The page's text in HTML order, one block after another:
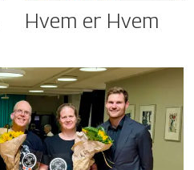
Hvem er Hvem